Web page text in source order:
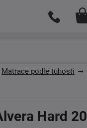
Matrace podle tuhosti
Hard 20